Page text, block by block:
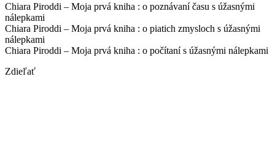
Chiara Piroddi – Moja prvá kniha : o poznávaní času s úžasnými
nálepkami
Chiara Piroddi – Moja prvá kniha : o piatich zmysloch s úžasnými
nálepkami
Chiara Piroddi – Moja prvá kniha : o počítaní s úžasnými nálepkami
Zdieľať